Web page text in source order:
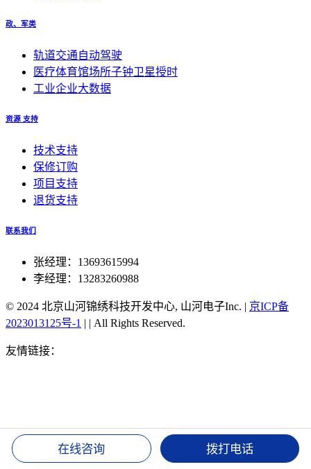
政、军类
轨道交通自动驾驶
医疗体育馆场所子钟卫星授时
工业企业大数据
资源 支持
技术支持
保修订购
项目支持
退货支持
联系我们
张经理：13693615994
李经理：13283260988
© 2024 北京山河锦绣科技开发中心, 山河电子Inc. | 京ICP备
2023013125号-1 | | All Rights Reserved.
友情链接：
湖北北斗授时装置 北斗可实现高精度授时 北斗授时密码
修改
北斗卫星授时 接口 北斗手机授时
在线咨询 拨打电话